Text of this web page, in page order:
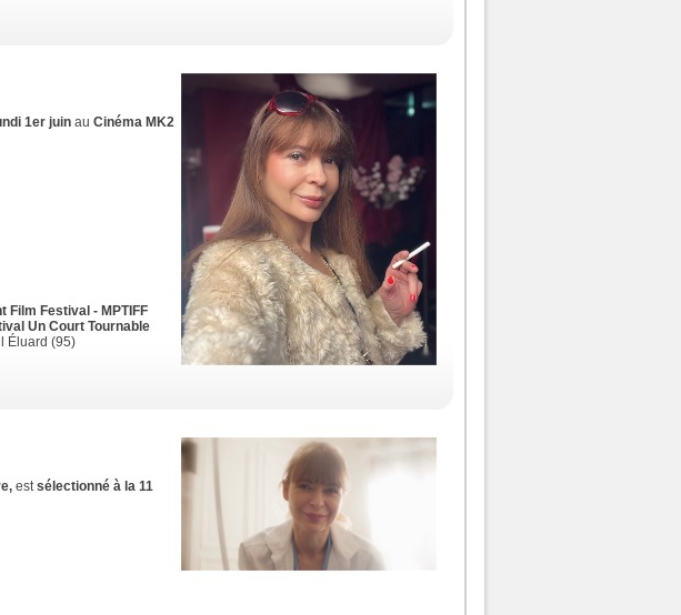
1er juin au Cinéma MK2
Film Festival - MPTIFF
Un Court Tournable
Éluard (95)
estsélectionné à la 11